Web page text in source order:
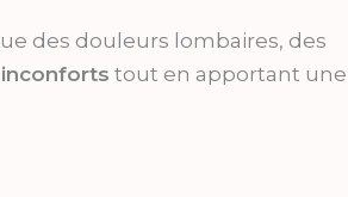
des douleurs lombaires, des
tout en apportant une